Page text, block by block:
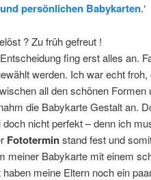
persönlichen Babykarten.‘
? Zu früh gefreut !
fing erst alles an.
werden. Ich war echt
all den schönen Formen
die Babykarte Gestalt an.
doch nicht perfekt – denn ich
Fototerminstand fest und
meiner Babykarte mit einem
meine Eltern noch ein